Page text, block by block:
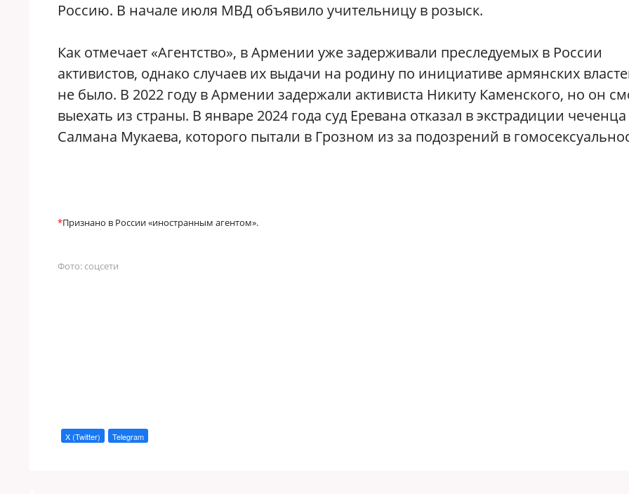
Россию. В начале июля МВД объявило учительницу в розыск.
Как отмечает «Агентство», в Армении уже задерживали преследуемых в России
активистов, однако случаев их выдачи на родину по инициативе армянских
не было. В 2022 году в Армении задержали активиста Никиту Каменского, но он
выехать из страны. В январе 2024 года суд Еревана отказал в экстрадиции чеченца
Салмана Мукаева, которого пытали в Грозном из за подозрений в
*Признано в России «иностранным агентом».
Фото: соцсети
X (Twitter) Telegram